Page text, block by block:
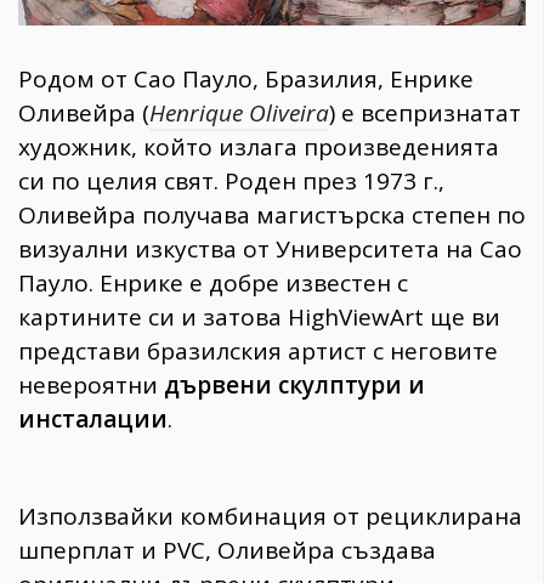
Здраве
Gentlemen
382
Wellness
1816
ПОСЛЕДВАЙТЕ
НИ
Родом от Сао Пауло, Бразилия, Енрике
Оливейра (Henrique Oliveira) е всепризнатат
художник, който излага произведенията
си по целия свят. Роден през 1973 г.,
Оливейра получава магистърска степен по
визуални изкуства от Университета на Сао
Пауло. Енрике е добре известен с
картините си и затова HighViewArt ще ви
представи бразилския артист с неговите
невероятни дървени скулптури и
инсталации.
Използвайки комбинация от рециклирана
шперплат и PVC, Оливейра създава